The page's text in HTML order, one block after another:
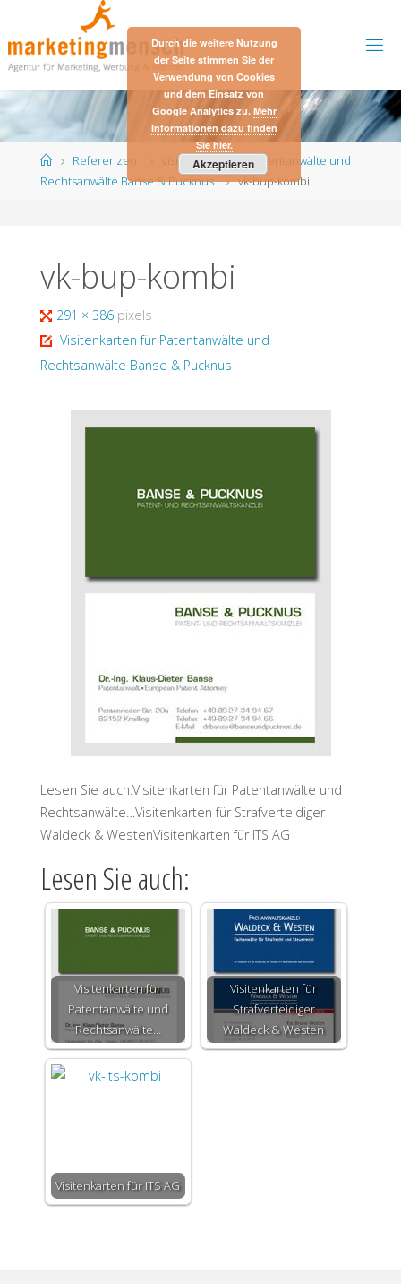
content
HomeReferenzen
Visitenkarten für Patentanwälte und
Rechtsanwälte Banse & Pucknus
vk-bup-kombi
vk-bup-kombi
Full
size
291 × 386 pixels
Visitenkarten für Patentanwälte und
Rechtsanwälte Banse & Pucknus
Lesen Sie auch:Visitenkarten für Patentanwälte und
Rechtsanwälte…Visitenkarten für Strafverteidiger
Waldeck & WestenVisitenkarten für ITS AG
Lesen Sie auch:
Visitenkarten für
Patentanwälte und
Rechtsanwälte…
Visitenkarten für
Strafverteidiger
Waldeck & Westen
Visitenkarten für ITS AG
Durch die weitere Nutzung
der Seite stimmen Sie der
Verwendung von Cookies
und dem Einsatz von
Google Analytics zu. Mehr
Informationen dazu finden
Sie hier.
Akzeptieren